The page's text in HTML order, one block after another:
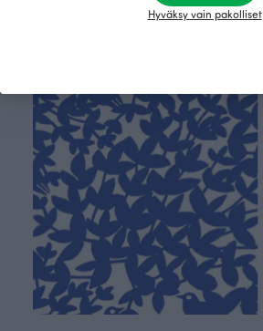
Tämä on Paapii
Hyväksy vain pakolliset